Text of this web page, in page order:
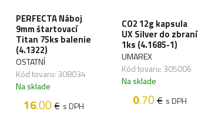
PERFECTA Náboj
9mm štartovací
Titan 75ks balenie
(4.1322)
OSTATNÍ
Kód tovaru: 308034
Na sklade
16.00€ s DPH
CO2 12g kapsula
UX Silver do zbraní
1ks (4.1685-1)
UMAREX
Kód tovaru: 305006
Na sklade
0.70€ s DPH